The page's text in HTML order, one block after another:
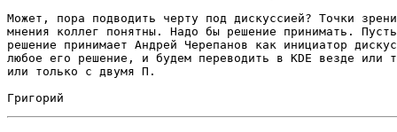
Может, пора подводить черту под дискуссией? Точки
мнения коллег понятны. Надо бы решение принимать.
решение принимает Андрей Черепанов как инициатор
любое его решение, и будем переводить в KDE везде или
или только с двумя П.